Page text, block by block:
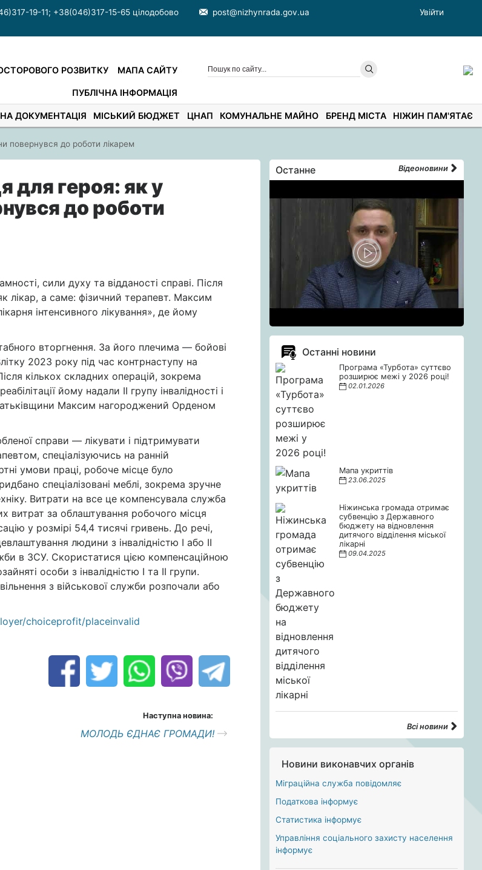
19-11; +38(046)317-15-65 цілодобово post@nizhynrada.gov.ua
Увійти
РОЗВИТКУ МАПА САЙТУ
ПУБЛІЧНА ІНФОРМАЦІЯ
ДОКУМЕНТАЦІЯ МІСЬКИЙ БЮДЖЕТ ЦНАП КОМУНАЛЬНЕ МАЙНО БРЕНД МІСТА НІЖИН ПАМ'ЯТАЄ
повернувся до роботи лікарем
для героя: як у
до роботи
сили духу та відданості справі. Після
лікар, а саме: фізичний терапевт. Максим
інтенсивного лікування», де йому
вторгнення. За його плечима — бойові
2023 року під час контрнаступу на
кількох складних операцій, зокрема
йому надали ІІ групу інвалідності і
Максим нагороджений Орденом
справи — лікувати і підтримувати
спеціалізуючись на ранній
умови праці, робоче місце було
спеціалізовані меблі, зокрема зручне
Витрати на все це компенсувала служба
витрат за облаштування робочого місця
у розмірі 54,4 тисячі гривень. До речі,
людини з інвалідністю І або ІІ
в ЗСУ. Скористатися цією компенсаційною
особи з інвалідністю І та ІІ групи.
з військової служби розпочали або
choiceprofit/placeinvalid
Наступна новина:
МОЛОДЬ ЄДНАЄ ГРОМАДИ!
Останне Відеоновини
Останні новини
Програма «Турбота» суттєво
розширює межі у 2026 році!
02.01.2026
Мапа укриттів
23.06.2025
Ніжинська громада отримає
субвенцію з Державного
бюджету на відновлення
дитячого відділення міської
лікарні
09.04.2025
Всі новини
Новини виконавчих органів
Міграційна служба повідомляє
Податкова інформує
Статистика інформує
Управління соціального захисту населення
інформує